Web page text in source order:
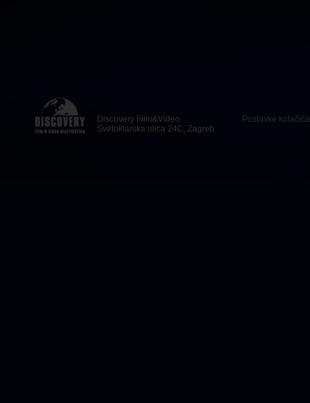
Discovery Film&Video
Svetoklarska ulica 24C, Zagreb
Postavke kolačića